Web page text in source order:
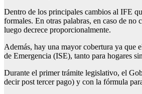
Dentro de los principales cambios al IFE
formales. En otras palabras, en caso de
luego decrece proporcionalmente.
Además, hay una mayor cobertura ya que
de Emergencia (ISE), tanto para hogares
Durante el primer trámite legislativo, el
decir post tercer pago) y con la fórmula